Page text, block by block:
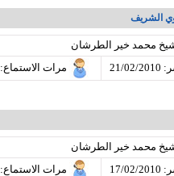
الشريف
محمد خير الطرشان
مرات الاستماع: 2369
محمد خير الطرشان
مرات الاستماع: 2358